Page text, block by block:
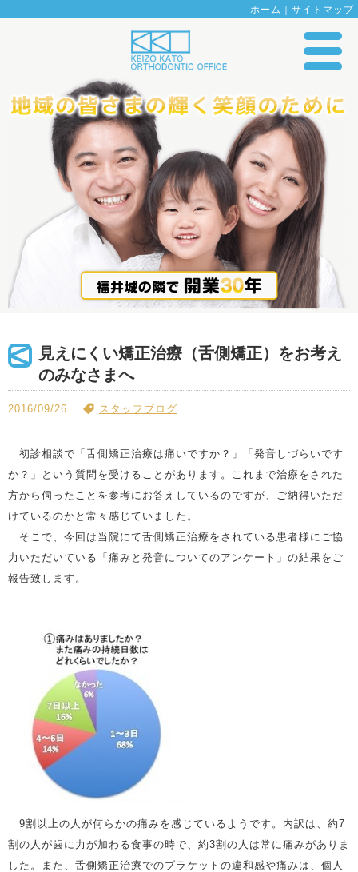
ホーム ｜ サイトマップ
見えにくい矯正治療（舌側矯正）をお考え
のみなさまへ
2016/09/26 スタッフブログ
初診相談で「舌側矯正治療は痛いですか？」「発音しづらいです
か？」という質問を受けることがあります。これまで治療をされた
方から伺ったことを参考にお答えしているのですが、ご納得いただ
けているのかと常々感じていました。
そこで、今回は当院にて舌側矯正治療をされている患者様にご協
力いただいている「痛みと発音についてのアンケート」の結果をご
報告致します。
9割以上の人が何らかの痛みを感じているようです。内訳は、約7
割の人が歯に力が加わる食事の時で、約3割の人は常に痛みがありま
した。また、舌側矯正治療でのブラケットの違和感や痛みは、個人